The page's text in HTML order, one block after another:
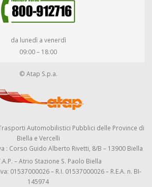
da lunedì a venerdì
09:00 – 18:00
© Atap S.p.a.
Automobilistici Pubblici delle Province di
Biella e Vercelli
: Corso Guido Alberto Rivetti, 8/B – 13900 Biella
– Atrio Stazione S. Paolo Biella
01537000026 – R.I. 01537000026 – R.E.A. n. BI-
145974